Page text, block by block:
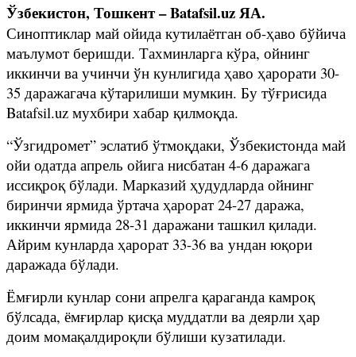
Ўзбекистон, Тошкент – Batafsil.uz ЯА.
Синоптиклар май ойида кутилаётган об-ҳаво бўйича
маълумот беришди. Тахминларга кўра, ойнинг
иккинчи ва учинчи ўн кунлигида ҳаво ҳарорати 30-
35 даражагача кўтарилиши мумкин. Бу тўғрисида
Batafsil.uz мухбири хабар қилмоқда.
“Ўзгидромет” эслатиб ўтмоқдаки, Ўзбекистонда май
ойи одатда апрель ойига нисбатан 4-6 даражага
иссиқроқ бўлади. Марказий ҳудудларда ойнинг
биринчи ярмида ўртача ҳарорат 24-27 даража,
иккинчи ярмида 28-31 даражани ташкил қилади.
Айрим кунларда ҳарорат 33-36 ва ундан юқори
даражада бўлади.
Ёмғирли кунлар сони апрелга қараганда камроқ
бўлсада, ёмғирлар қисқа муддатли ва деярли ҳар
доим момақалдироқли бўлиши кузатилади.